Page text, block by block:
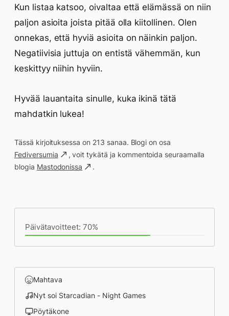
Kun listaa katsoo, oivaltaa että elämässä on niin
paljon asioita joista pitää olla kiitollinen. Olen
onnekas, että hyviä asioita on näinkin paljon.
Negatiivisia juttuja on entistä vähemmän, kun
keskittyy niihin hyviin.
Hyvää lauantaita sinulle, kuka ikinä tätä
mahdatkin lukea!
Tässä kirjoituksessa on 213 sanaa. Blogi on osa
Fediversumia
, voit tykätä ja kommentoida seuraamalla
blogia Mastodonissa .
Päivätavoitteet: 70%
Mahtava
Nyt soi Starcadian - Night Games
Pöytäkone